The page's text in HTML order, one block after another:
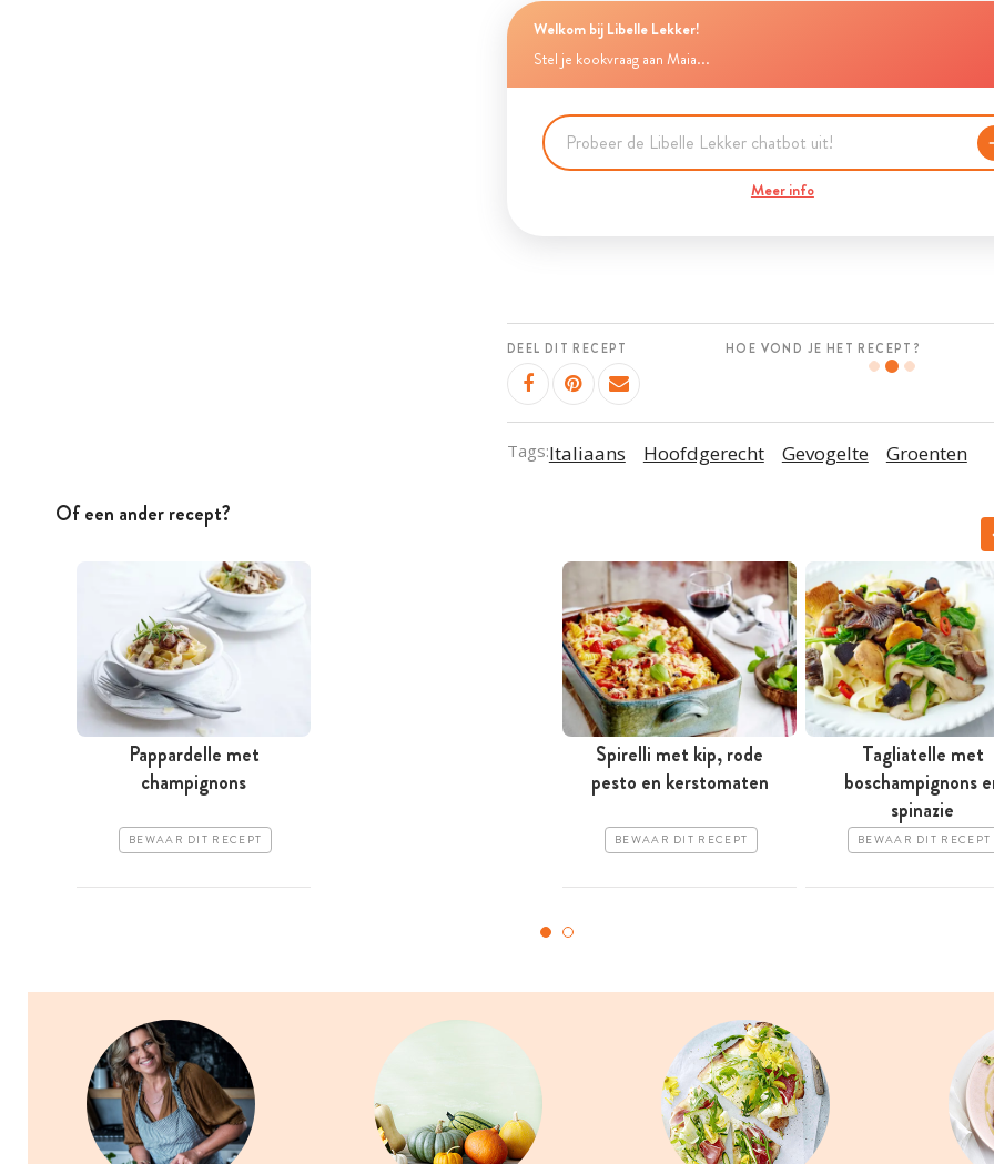
Welkom bij Libelle Lekker!
Stel je kookvraag aan Maia...
Meer info
DEEL DIT RECEPT HOE VOND JE HET RECEPT?
Tags:Italiaans Hoofdgerecht Gevogelte Groenten
Of een ander recept?
Pappardelle met
champignons
BEWAAR DIT RECEPT
Spirelli met kip, rode
pesto en kerstomaten
BEWAAR DIT RECEPT
Tagliatelle met
boschampignons
spinazie
BEWAAR DIT RECEPT